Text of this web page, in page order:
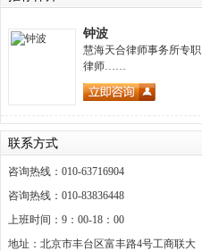
钟波
慧海天合律师事务所专职
律师……
联系方式
咨询热线：010-63716904
咨询热线：010-83836448
上班时间：9：00-18：00
地址：北京市丰台区富丰路4号工商联大